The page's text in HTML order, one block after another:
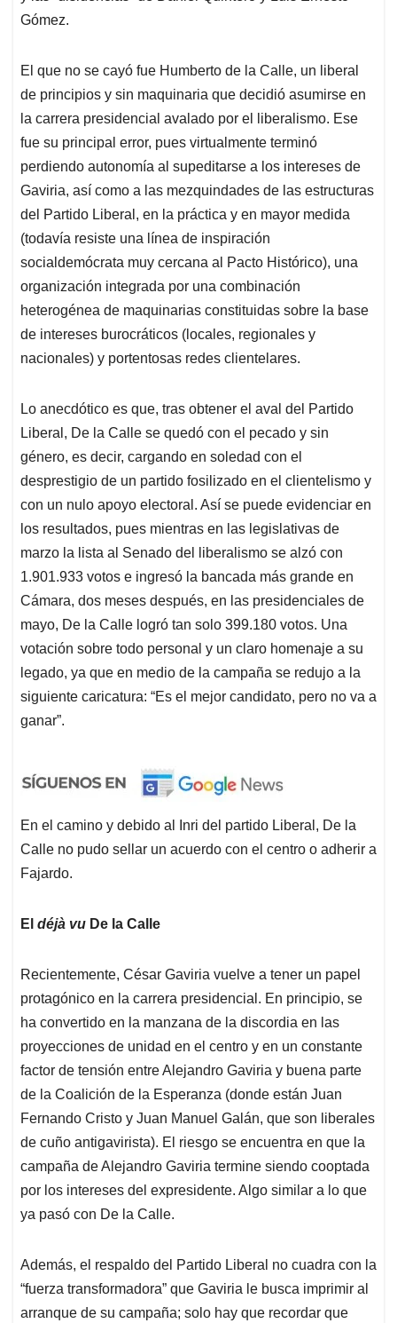
Gómez.
El que no se cayó fue Humberto de la Calle, un liberal
de principios y sin maquinaria que decidió asumirse en
la carrera presidencial avalado por el liberalismo. Ese
fue su principal error, pues virtualmente terminó
perdiendo autonomía al supeditarse a los intereses de
Gaviria, así como a las mezquindades de las estructuras
del Partido Liberal, en la práctica y en mayor medida
(todavía resiste una línea de inspiración
socialdemócrata muy cercana al Pacto Histórico), una
organización integrada por una combinación
heterogénea de maquinarias constituidas sobre la base
de intereses burocráticos (locales, regionales y
nacionales) y portentosas redes clientelares.
Lo anecdótico es que, tras obtener el aval del Partido
Liberal, De la Calle se quedó con el pecado y sin
género, es decir, cargando en soledad con el
desprestigio de un partido fosilizado en el clientelismo y
con un nulo apoyo electoral. Así se puede evidenciar en
los resultados, pues mientras en las legislativas de
marzo la lista al Senado del liberalismo se alzó con
1.901.933 votos e ingresó la bancada más grande en
Cámara, dos meses después, en las presidenciales de
mayo, De la Calle logró tan solo 399.180 votos. Una
votación sobre todo personal y un claro homenaje a su
legado, ya que en medio de la campaña se redujo a la
siguiente caricatura: “Es el mejor candidato, pero no va a
ganar”.
En el camino y debido al Inri del partido Liberal, De la
Calle no pudo sellar un acuerdo con el centro o adherir a
Fajardo.
El déjà vu De la Calle
Recientemente, César Gaviria vuelve a tener un papel
protagónico en la carrera presidencial. En principio, se
ha convertido en la manzana de la discordia en las
proyecciones de unidad en el centro y en un constante
factor de tensión entre Alejandro Gaviria y buena parte
de la Coalición de la Esperanza (donde están Juan
Fernando Cristo y Juan Manuel Galán, que son liberales
de cuño antigavirista). El riesgo se encuentra en que la
campaña de Alejandro Gaviria termine siendo cooptada
por los intereses del expresidente. Algo similar a lo que
ya pasó con De la Calle.
Además, el respaldo del Partido Liberal no cuadra con la
“fuerza transformadora” que Gaviria le busca imprimir al
arranque de su campaña; solo hay que recordar que